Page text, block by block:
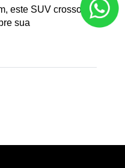
este SUV crossover
sua